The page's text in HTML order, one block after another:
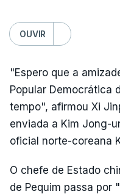
OUVIR
"Espero que a
Popular Democrática
tempo", afirmou Xi
enviada a Kim Jong-
oficial norte-coreana
O chefe de Estado
de Pequim passa por